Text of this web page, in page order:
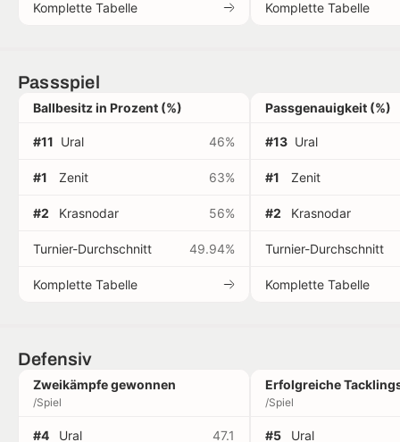
Komplette Tabelle Komplette Tabelle
Passspiel
Ballbesitz in Prozent (%)
#11 Ural 46%
#1 Zenit 63%
#2 Krasnodar 56%
Turnier-Durchschnitt 49.94%
Komplette Tabelle
Passgenauigkeit (%)
#13 Ural
#1 Zenit
#2 Krasnodar
Turnier-Durchschnitt
Komplette Tabelle
Defensiv
Zweikämpfe gewonnen
/Spiel
#4 Ural 47.1
Erfolgreiche
/Spiel
#5 Ural